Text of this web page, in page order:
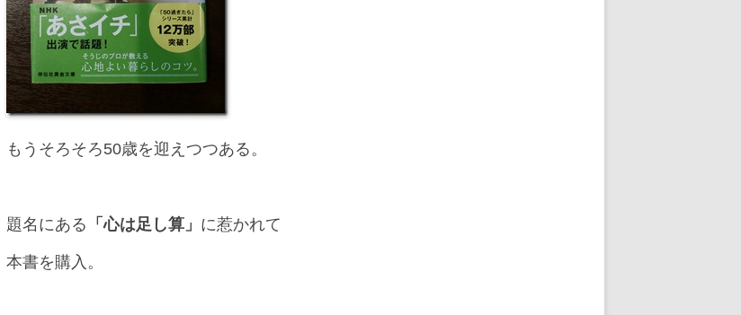
もうそろそろ50歳を迎えつつある。
題名にある 「心は足し算」 に惹かれて
本書を購入。